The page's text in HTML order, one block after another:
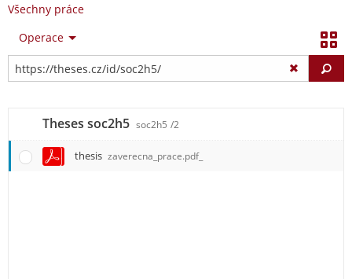
Všechny práce
Operace
Theses soc2h5 soc2h5 /2
thesis zaverecna_prace.pdf_